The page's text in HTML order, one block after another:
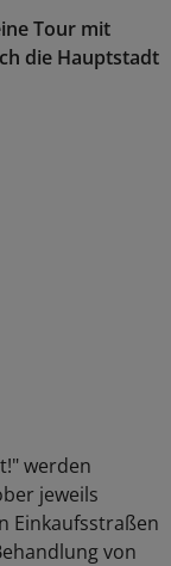
Tour mit
die Hauptstadt
werden
jeweils
Einkaufsstraßen
von